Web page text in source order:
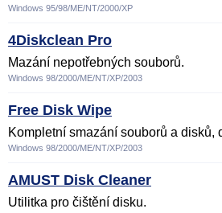
Windows 95/98/ME/NT/2000/XP
4Diskclean Pro
Mazání nepotřebných souborů.
Windows 98/2000/ME/NT/XP/2003
Free Disk Wipe
Kompletní smazání souborů a disků,
Windows 98/2000/ME/NT/XP/2003
AMUST Disk Cleaner
Utilitka pro čištění disku.